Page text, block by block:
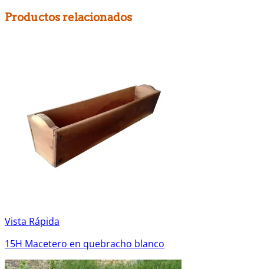
Productos relacionados
Vista Rápida
15H Macetero en quebracho blanco